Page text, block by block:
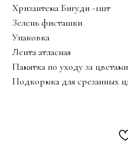
Хризантема Бигуди -1шт
Зелень фисташки
Упаковка
Лента атласная
Памятка по уходу за цветами
Подкормка для срезанных